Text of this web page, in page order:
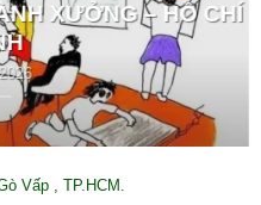
XƯỞNG – HỒ CHÍ
Vấp , TP.HCM.